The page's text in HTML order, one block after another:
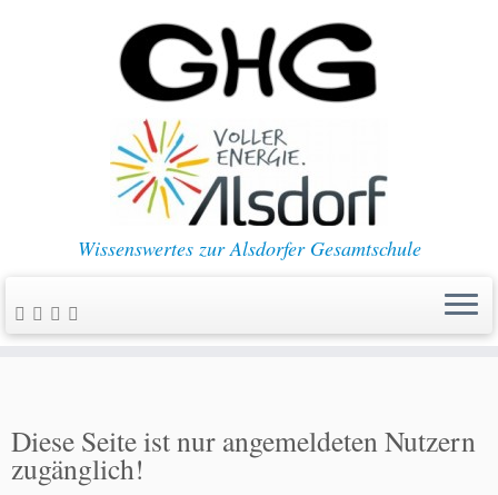
Wissenswertes zur Alsdorfer Gesamtschule
Diese Seite ist nur angemeldeten Nutzern
zugänglich!